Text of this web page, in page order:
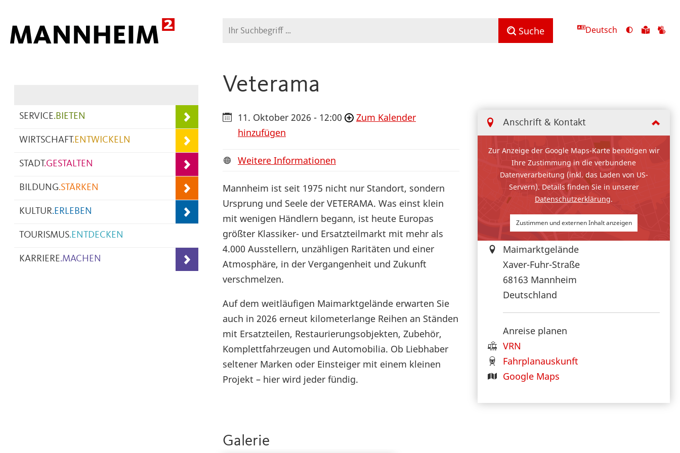
Suche Suche Deutsch
Ansicht
Zu
SERVICE.BIETEN
WIRTSCHAFT.ENTWICKELN
STADT.GESTALTEN
BILDUNG.STÄRKEN
KULTUR.ERLEBEN
TOURISMUS.ENTDECKEN
KARRIERE.MACHEN
Veterama
Anschrift & Kontakt
Zur Anzeige der Google Maps-Karte benötigen wir
Ihre Zustimmung in die verbundene
Datenverarbeitung (inkl. das Laden von US-
Servern). Details finden Sie in unserer
Datenschutzerklärung.
Zustimmen und externen Inhalt anzeigen
Maimarktgelände
Xaver-Fuhr-Straße
68163 Mannheim
Deutschland
Anreise planen
VRN
Fahrplanauskunft
Google Maps
11. Oktober 2026 - 12:00
Zum Kalender
hinzufügen
Weitere Informationen
Mannheim ist seit 1975 nicht nur Standort, sondern
Ursprung und Seele der VETERAMA. Was einst klein
mit wenigen Händlern begann, ist heute Europas
größter Klassiker- und Ersatzteilmarkt mit mehr als
4.000 Ausstellern, unzähligen Raritäten und einer
Atmosphäre, in der Vergangenheit und Zukunft
verschmelzen.
Auf dem weitläufigen Maimarktgelände erwarten Sie
auch in 2026 erneut kilometerlange Reihen an Ständen
mit Ersatzteilen, Restaurierungsobjekten, Zubehör,
Komplettfahrzeugen und Automobilia. Ob Liebhaber
seltener Marken oder Einsteiger mit einem kleinen
Projekt – hier wird jeder fündig.
Galerie